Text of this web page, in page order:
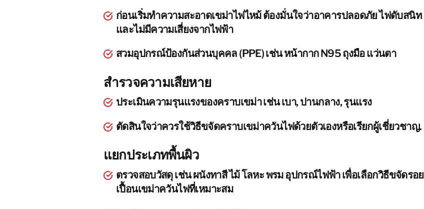
ก่อนเริ่มทำความสะอาดเขม่าไฟไหม้ ต้องมั่นใจว่าอาคารปลอดภัย ไฟดับสนิท
และไม่มีความเสี่ยงจากไฟฟ้า
สวมอุปกรณ์ป้องกันส่วนบุคคล (PPE) เช่น หน้ากาก N95 ถุงมือ แว่นตา
สำรวจความเสียหาย
ประเมินความรุนแรงของคราบเขม่า เช่น เบา, ปานกลาง, รุนแรง
ตัดสินใจว่าควรใช้วิธีขจัดคราบเขม่าควันไฟด้วยตัวเองหรือเรียกผู้เชี่ยวชาญ.
แยกประเภทพื้นผิว
ตรวจสอบวัสดุ เช่น ผนังทาสี ไม้ โลหะ พรม อุปกรณ์ไฟฟ้า เพื่อเลือกวิธีขจัดรอย
เปื้อนเขม่าควันไฟที่เหมาะสม